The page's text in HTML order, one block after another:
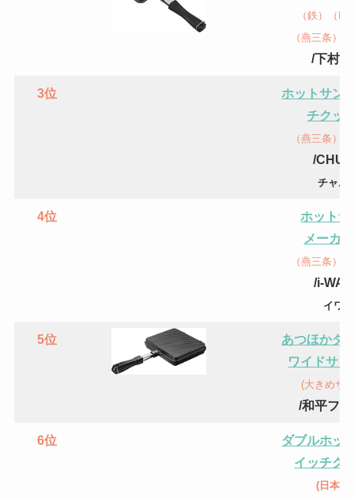
（鉄）（IH
（燕三条）(
/下村
3位
ホットサン
チクッ
（燕三条）(
/
チャム
4位
ホットサ
メーカ
（燕三条）(
/i-
イワノ
5位
あつほかダ
ワイドサ
(大きめサ
/和平フ
6位
ダブルホッ
イッチク
(日本製